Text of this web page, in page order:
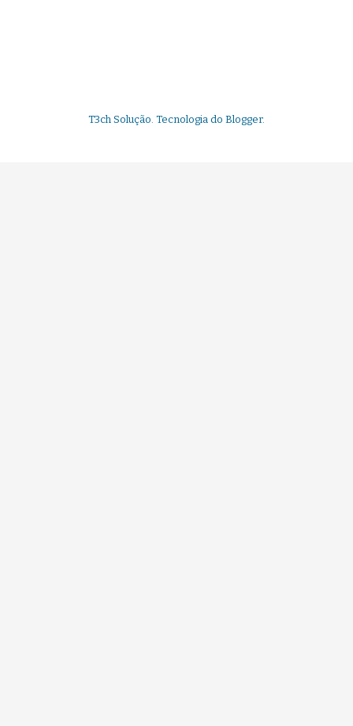
T3ch Solução. Tecnologia do Blogger.